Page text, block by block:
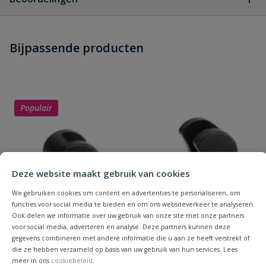
Deze website maakt gebruik van cookies
We gebruiken cookies om content en advertenties te personaliseren, om
functies voor social media te bieden en om ons websiteverkeer te analyseren.
Ook delen we informatie over uw gebruik van onze site met onze partners
voor social media, adverteren en analyse. Deze partners kunnen deze
gegevens combineren met andere informatie die u aan ze heeft verstrekt of
die ze hebben verzameld op basis van uw gebruik van hun services. Lees
meer in ons cookiebeleid
dit product?
Schrijf zelf een beoordeling
Uw waardering:
Naam
Samenvatting
Bijpassende producten
Populair